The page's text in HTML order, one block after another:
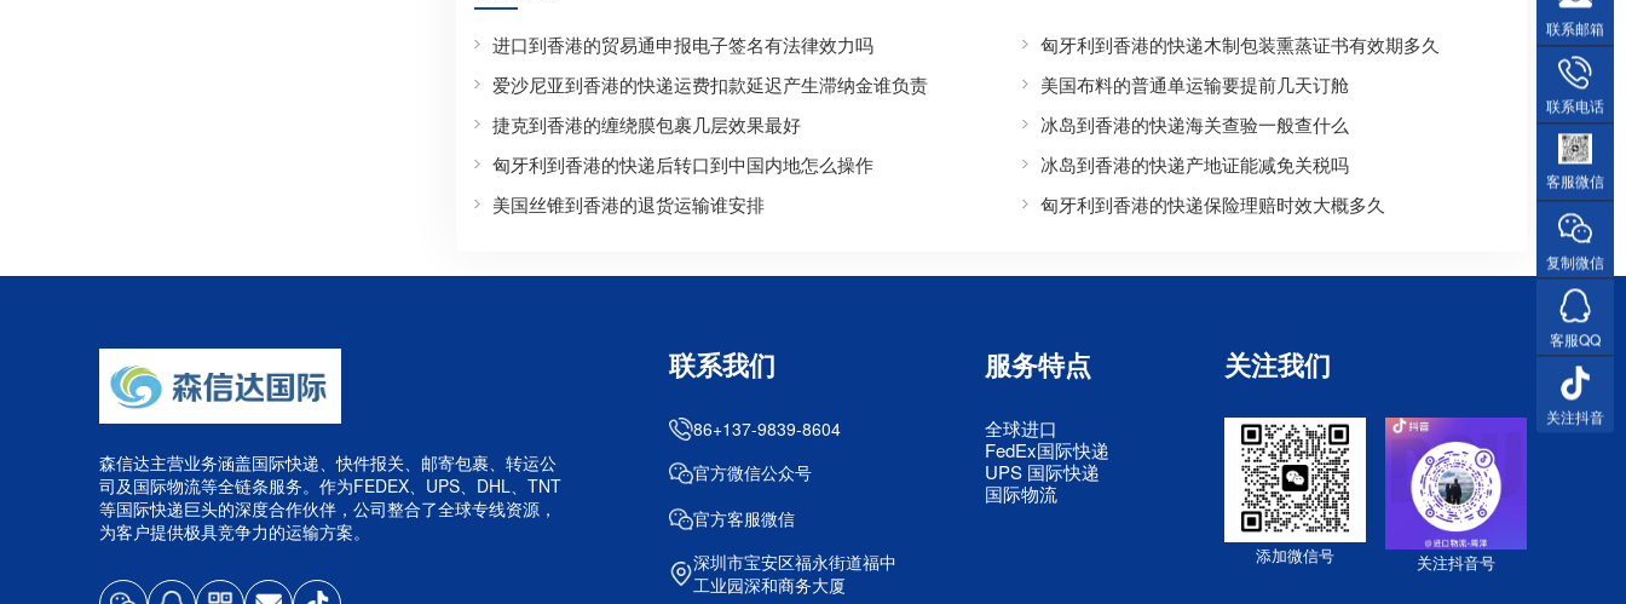
进口到香港的贸易通申报电子签名有法律效力吗
匈牙利到香港的快递木制包装熏蒸证书有效期多久
爱沙尼亚到香港的快递运费扣款延迟产生滞纳金谁负责
美国布料的普通单运输要提前几天订舱
捷克到香港的缠绕膜包裹几层效果最好
冰岛到香港的快递海关查验一般查什么
匈牙利到香港的快递后转口到中国内地怎么操作
冰岛到香港的快递产地证能减免关税吗
美国丝锥到香港的退货运输谁安排
匈牙利到香港的快递保险理赔时效大概多久
森信达主营业务涵盖国际快递、快件报关、邮寄包裹、转运公
司及国际物流等全链条服务。作为FEDEX、UPS、DHL、TNT
等国际快递巨头的深度合作伙伴，公司整合了全球专线资源，
为客户提供极具竞争力的运输方案。
联系我们
86+137-9839-8604
官方微信公众号
官方客服微信
深圳市宝安区福永街道福中
工业园深和商务大厦
服务特点
全球进口
FedEx国际快递
UPS 国际快递
国际物流
关注我们
添加微信号 关注抖音号
联系邮箱
联系电话
客服微信
复制微信
客服QQ
关注抖音